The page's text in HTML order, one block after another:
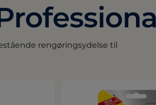
rengøringsydelse til